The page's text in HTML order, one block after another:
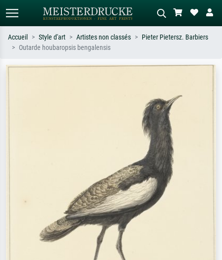
arbre.
Accueil Style d'art Artistes non classés
Pieter Pietersz. Barbiers
Outarde houbaropsis bengalensis